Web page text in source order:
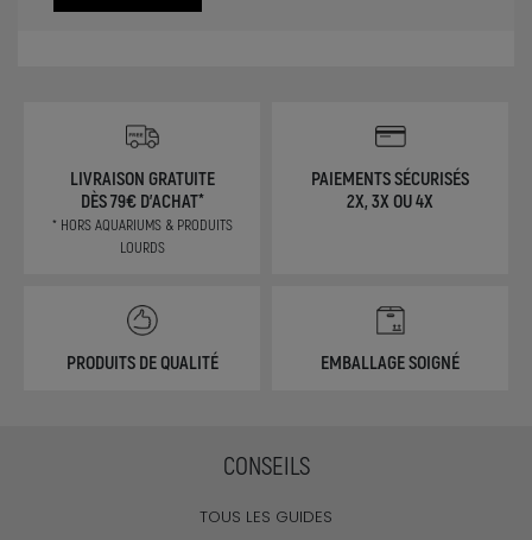
LIVRAISON GRATUITE
DÈS 79€ D'ACHAT*
* HORS AQUARIUMS & PRODUITS
LOURDS
PAIEMENTS SÉCURISÉS
2X, 3X OU 4X
PRODUITS DE QUALITÉ EMBALLAGE SOIGNÉ
CONSEILS
TOUS LES GUIDES